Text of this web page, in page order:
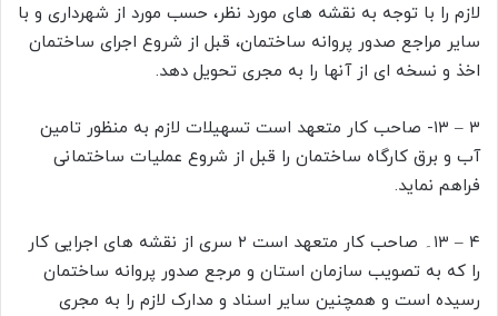
لازم را با توجه به نقشه های مورد نظر، حسب مورد از شهرداری و با
سایر مراجع صدور پروانه ساختمان، قبل از شروع اجرای ساختمان
اخذ و نسخه ای از آنها را به مجری تحویل دهد.
۳ – ۱۳- صاحب کار متعهد است تسهیلات لازم به منظور تامین
آب و برق کارگاه ساختمان را قبل از شروع عملیات ساختمانی
فراهم نماید.
۴ – ۱۳۔ صاحب کار متعهد است ۲ سری از نقشه های اجرایی کار
را که به تصویب سازمان استان و مرجع صدور پروانه ساختمان
رسیده است و همچنین سایر اسناد و مدارک لازم را به مجری